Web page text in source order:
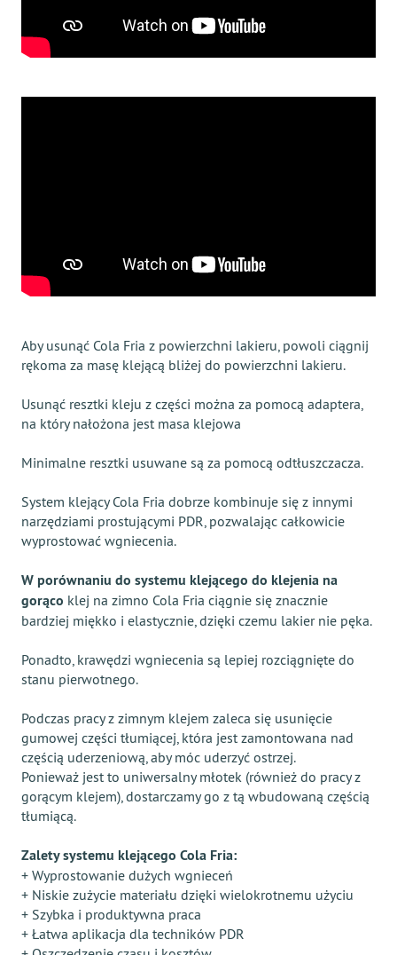
Aby usunąć Cola Fria z powierzchni lakieru, powoli ciągnij
rękoma za masę klejącą bliżej do powierzchni lakieru.
Usunąć resztki kleju z części można za pomocą adaptera,
na który nałożona jest masa klejowa
Minimalne resztki usuwane są za pomocą odtłuszczacza.
System klejący Cola Fria dobrze kombinuje się z innymi
narzędziami prostującymi PDR, pozwalając całkowicie
wyprostować wgniecenia.
W porównaniu do systemu klejącego do klejenia na
gorąco klej na zimno Cola Fria ciągnie się znacznie
bardziej miękko i elastycznie, dzięki czemu lakier nie pęka.
Ponadto, krawędzi wgniecenia są lepiej rozciągnięte do
stanu pierwotnego.
Podczas pracy z zimnym klejem zaleca się usunięcie
gumowej części tłumiącej, która jest zamontowana nad
częścią uderzeniową, aby móc uderzyć ostrzej.
Ponieważ jest to uniwersalny młotek (również do pracy z
gorącym klejem), dostarczamy go z tą wbudowaną częścią
tłumiącą.
Zalety systemu klejącego Cola Fria:
+ Wyprostowanie dużych wgnieceń
+ Niskie zużycie materiału dzięki wielokrotnemu użyciu
+ Szybka i produktywna praca
+ Łatwa aplikacja dla techników PDR